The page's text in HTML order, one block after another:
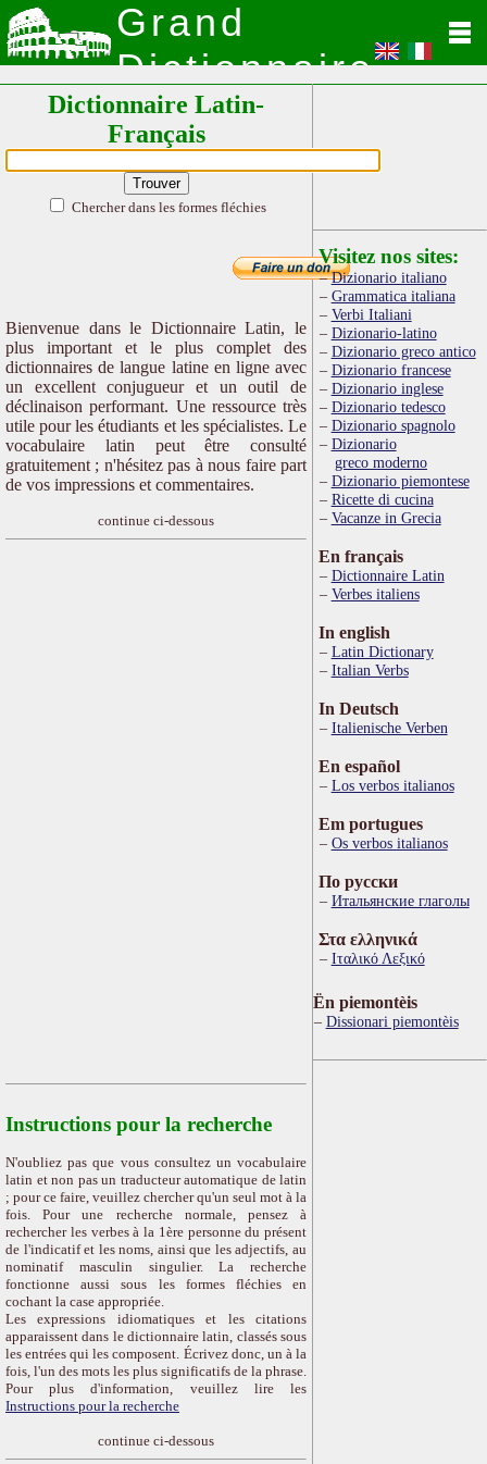
Grand
Dictionnaire
Latin
Dictionnaire Latin-
Français
Chercher dans les formes fléchies
Bienvenue dans le Dictionnaire Latin, le
plus important et le plus complet des
dictionnaires de langue latine en ligne avec
un excellent conjugueur et un outil de
déclinaison performant. Une ressource très
utile pour les étudiants et les spécialistes. Le
vocabulaire latin peut être consulté
gratuitement ; n'hésitez pas à nous faire part
de vos impressions et commentaires.
continue ci-dessous
Instructions pour la recherche
N'oubliez pas que vous consultez un vocabulaire
latin et non pas un traducteur automatique de latin
; pour ce faire, veuillez chercher qu'un seul mot à la
fois. Pour une recherche normale, pensez à
rechercher les verbes à la 1ère personne du présent
de l'indicatif et les noms, ainsi que les adjectifs, au
nominatif masculin singulier. La recherche
fonctionne aussi sous les formes fléchies en
cochant la case appropriée.
Les expressions idiomatiques et les citations
apparaissent dans le dictionnaire latin, classés sous
les entrées qui les composent. Écrivez donc, un à la
fois, l'un des mots les plus significatifs de la phrase.
Pour plus d'information, veuillez lire les
Instructions pour la recherche
continue ci-dessous
Visitez nos sites:
Dizionario italiano
Grammatica italiana
Verbi Italiani
Dizionario-latino
Dizionario greco antico
Dizionario francese
Dizionario inglese
Dizionario tedesco
Dizionario spagnolo
Dizionario
greco moderno
Dizionario piemontese
Ricette di cucina
Vacanze in Grecia
En français
Dictionnaire Latin
Verbes italiens
In english
Latin Dictionary
Italian Verbs
In Deutsch
Italienische Verben
En español
Los verbos italianos
Em portugues
Os verbos italianos
По русски
Итальянские глаголы
Στα ελληνικά
Ιταλικό Λεξικό
Ën piemontèis
Dissionari piemontèis